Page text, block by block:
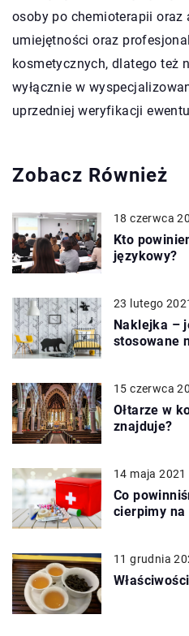
osoby po chemioterapii
umiejętności oraz
kosmetycznych, dlatego też
wyłącznie w
uprzedniej weryfikacji
Zobacz Również
18 czerwca
Kto
językowy?
23 lutego
Naklejka –
stosowane
15 czerwca
Ołtarze w
znajduje?
14 maja 2021
Co
cierpimy na
11 grudnia